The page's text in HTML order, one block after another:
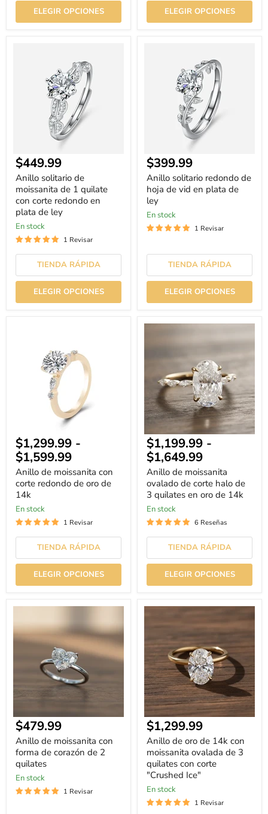
ELEGIR OPCIONES ELEGIR OPCIONES
moissanita
de
ley
$449.99
Anillo solitario de
moissanita de 1 quilate
con corte redondo en
plata de ley
En stock
1 Revisar
TIENDA RÁPIDA
ELEGIR OPCIONES
$399.99
Anillo solitario redondo de
hoja de vid en plata de
ley
En stock
1 Revisar
TIENDA RÁPIDA
ELEGIR OPCIONES
redondo
$1,299.99 -
$1,599.99
Anillo de moissanita con
corte redondo de oro de
14k
En stock
1 Revisar
TIENDA RÁPIDA
ELEGIR OPCIONES
Anillo
moissanita
corte
halo
3
quilates
en
oro
de
14k
$1,199.99 -
$1,649.99
Anillo de moissanita
ovalado de corte halo de
3 quilates en oro de 14k
En stock
6 Reseñas
TIENDA RÁPIDA
ELEGIR OPCIONES
Anillo
moissanita
con
corazón
quilates
Precio
actual
$479.99
Anillo de moissanita con
forma de corazón de 2
quilates
En stock
1 Revisar
Anillo
de
14k
con
moissanita
ovalada
de
3
quilates
con
corte
"Crushed
Ice"
Precio
actual
$1,299.99
Anillo de oro de 14k con
moissanita ovalada de 3
quilates con corte
"Crushed Ice"
En stock
1 Revisar